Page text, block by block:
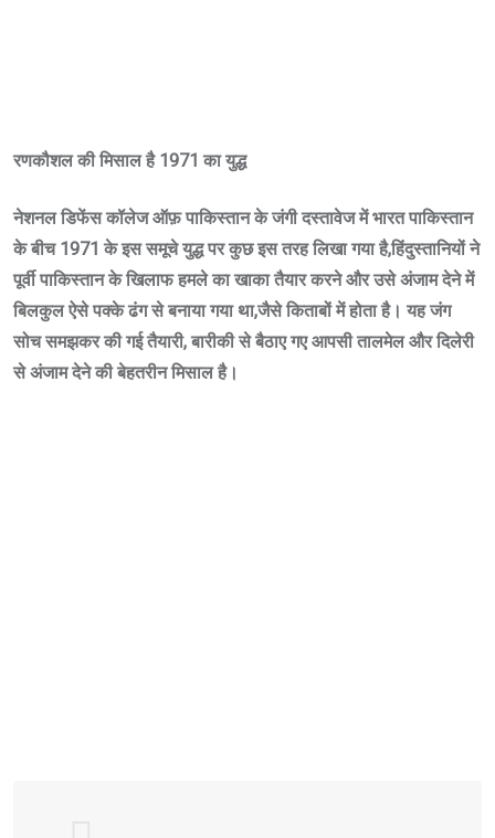
रणकौशल की मिसाल है 1971 का युद्ध
नेशनल डिफेंस कॉलेज ऑफ़ पाकिस्तान के जंगी दस्तावेज में भारत पाकिस्तान
के बीच 1971 के इस समूचे युद्ध पर कुछ इस तरह लिखा गया है,हिंदुस्तानियों ने
पूर्वी पाकिस्तान के खिलाफ हमले का खाका तैयार करने और उसे अंजाम देने में
बिलकुल ऐसे पक्के ढंग से बनाया गया था,जैसे किताबों में होता है। यह जंग
सोच समझकर की गई तैयारी, बारीकी से बैठाए गए आपसी तालमेल और दिलेरी
से अंजाम देने की बेहतरीन मिसाल है।